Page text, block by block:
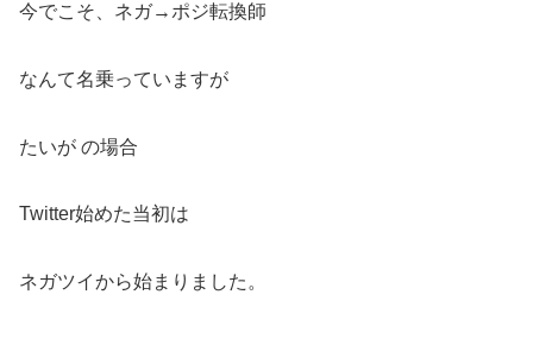
今でこそ、ネガ→ポジ転換師
なんて名乗っていますが
たいが の場合
Twitter始めた当初は
ネガツイから始まりました。